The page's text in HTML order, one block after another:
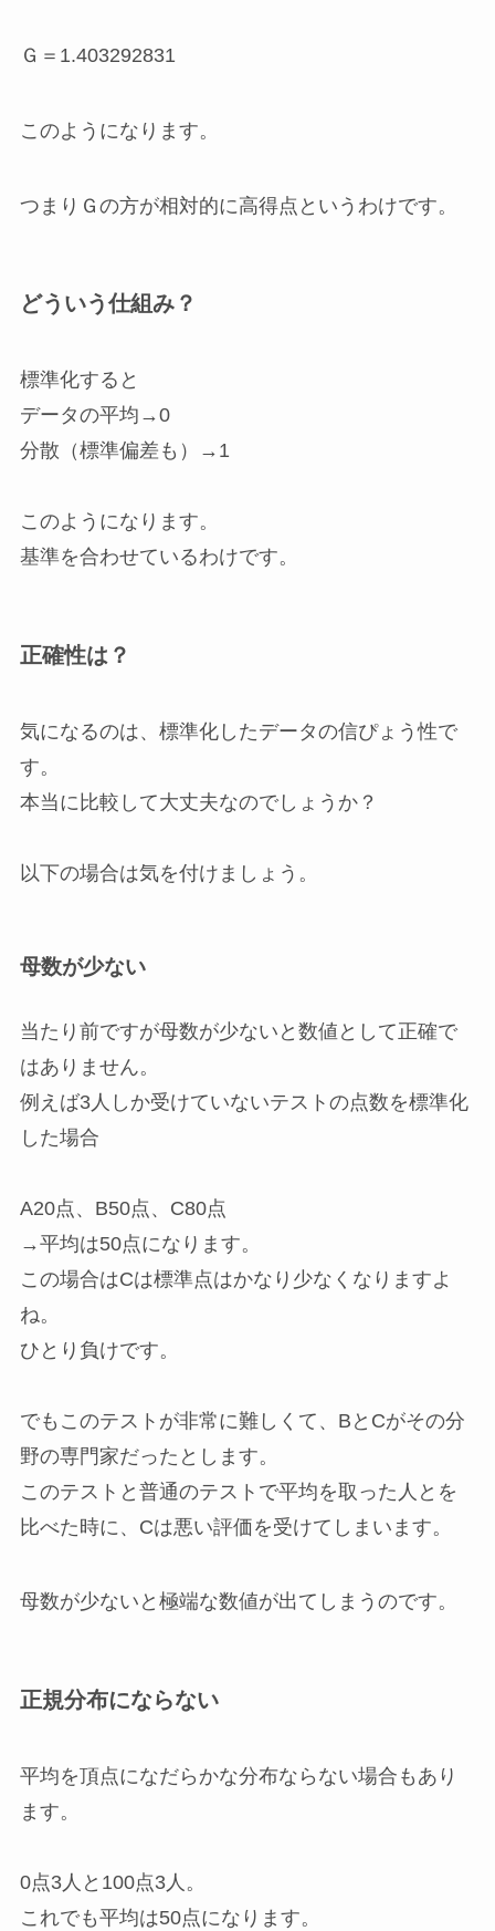
Ｇ＝1.403292831
このようになります。
つまりＧの方が相対的に高得点というわけです。
どういう仕組み？
標準化すると
データの平均→0
分散（標準偏差も）→1
このようになります。
基準を合わせているわけです。
正確性は？
気になるのは、標準化したデータの信ぴょう性で
す。
本当に比較して大丈夫なのでしょうか？
以下の場合は気を付けましょう。
母数が少ない
当たり前ですが母数が少ないと数値として正確で
はありません。
例えば3人しか受けていないテストの点数を標準化
した場合
A20点、B50点、C80点
→平均は50点になります。
この場合はCは標準点はかなり少なくなりますよ
ね。
ひとり負けです。
でもこのテストが非常に難しくて、BとCがその分
野の専門家だったとします。
このテストと普通のテストで平均を取った人とを
比べた時に、Cは悪い評価を受けてしまいます。
母数が少ないと極端な数値が出てしまうのです。
正規分布にならない
平均を頂点になだらかな分布ならない場合もあり
ます。
0点3人と100点3人。
これでも平均は50点になります。